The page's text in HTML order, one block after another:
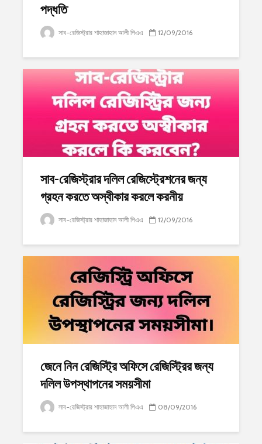
পদ্ধতি
সাব-রেজিস্ট্রার শাহাজাহান আলী পিএএ 12/09/2016
সাব-রেজিস্ট্রার দলিল রেজিস্ট্রেশনের জন্য
গ্রহন করতে অস্বীকার করলে করনীয়
সাব-রেজিস্ট্রার শাহাজাহান আলী পিএএ 12/09/2016
জেনে নিন রেজিস্ট্রি অফিসে রেজিস্ট্রির জন্য
দলিল উপস্থাপনের সময়সীমা
সাব-রেজিস্ট্রার শাহাজাহান আলী পিএএ 08/09/2016